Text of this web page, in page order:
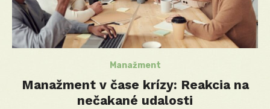
Manažment
Manažment v čase krízy: Reakcia na
nečakané udalosti